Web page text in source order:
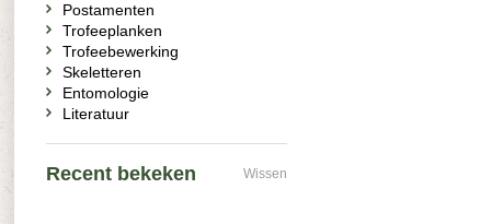
Postamenten
Trofeeplanken
Trofeebewerking
Skeletteren
Entomologie
Literatuur
Recent bekeken Wissen